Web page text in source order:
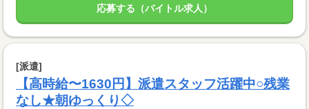
応募する（バイトル求人）
[派遣]
【高時給〜1630円】派遣スタッフ活躍中○残業
なし★朝ゆっくり◇